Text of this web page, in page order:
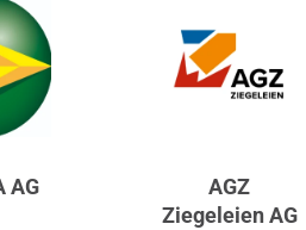
AG
AGZ
Ziegeleien AG